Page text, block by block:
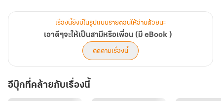
)
เรื่องนี้ยังมีในรูปแบบรายตอนให้อ่านด้วยนะ
เอาดีๆจะให้เป็นสามีหรือเพื่อน (มี eBook )
ติดตามเรื่องนี้
อีบุ๊กที่คล้ายกับเรื่องนี้